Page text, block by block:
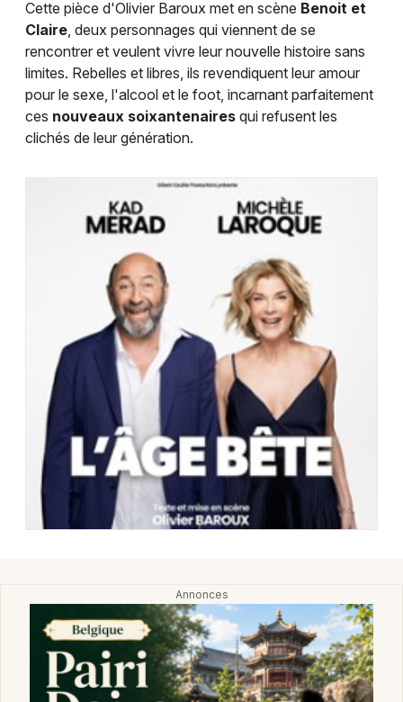
Magazine à Beauvais
60 - Oise
Mon email
Je m'abonne
Cette pièce d'Olivier Baroux met en scène Benoit et
Claire, deux personnages qui viennent de se
rencontrer et veulent vivre leur nouvelle histoire sans
limites. Rebelles et libres, ils revendiquent leur amour
pour le sexe, l'alcool et le foot, incarnant parfaitement
ces nouveaux soixantenaires qui refusent les
clichés de leur génération.